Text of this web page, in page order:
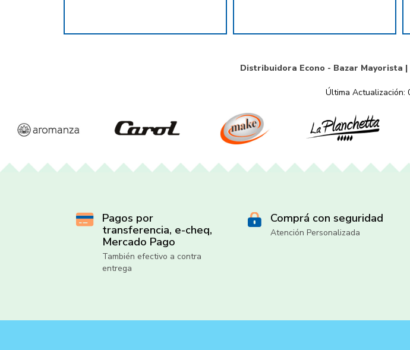
Distribuidora Econo - Bazar Mayorista |
Última Actualización:
Pagos por
transferencia, e-cheq,
Mercado Pago
También efectivo a contra
entrega
Comprá con seguridad
Atención Personalizada